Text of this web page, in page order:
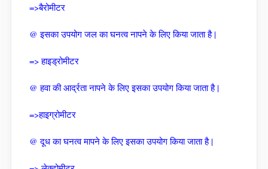
=>बैरोमीटर
@ इसका उपयोग जल का घनत्व नापने के लिए किया जाता है |
=> हाइड्रोमीटर
@ हवा की आर्द्रता नापने के लिए इसका उपयोग किया जाता है |
=>हाइग्रोमीटर
@ दूध का घनत्व मापने के लिए इसका उपयोग किया जाता है |